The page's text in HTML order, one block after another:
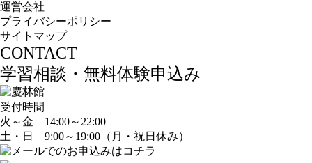
運営会社
プライバシーポリシー
サイトマップ
CONTACT
学習相談・無料体験申込み
受付時間
火～金 14:00～22:00
土・日 9:00～19:00（月・祝日休み）